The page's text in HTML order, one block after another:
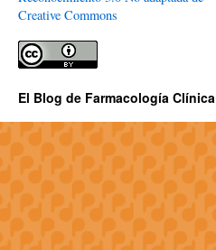
Creative Commons
El Blog de Farmacología Clínica